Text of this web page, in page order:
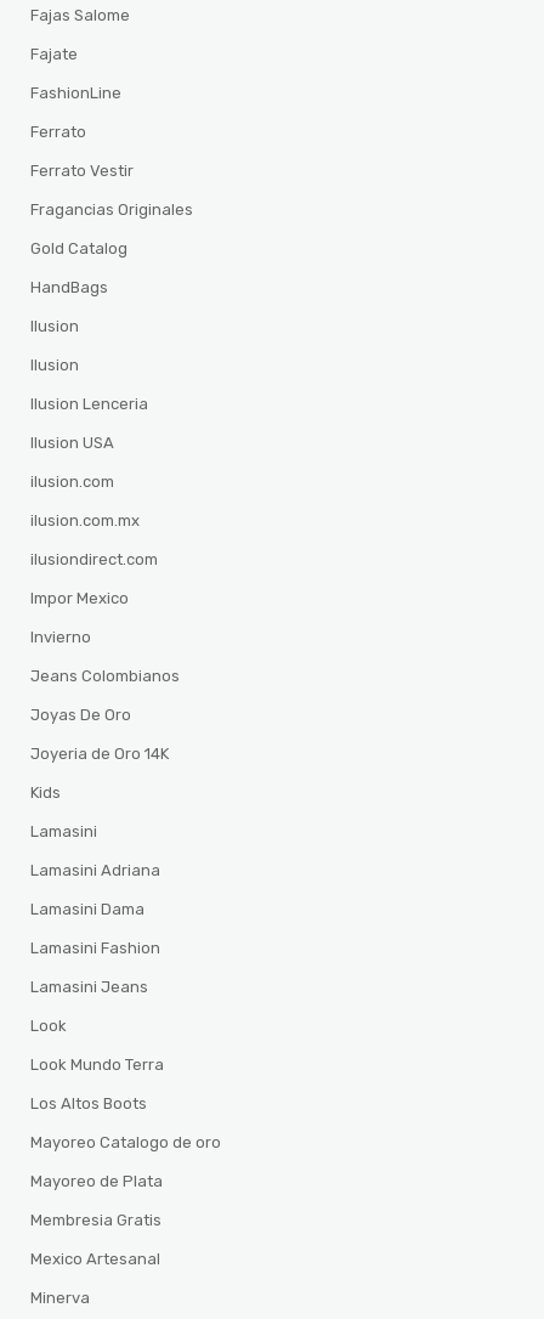
Fajas Salome
Fajate
FashionLine
Ferrato
Ferrato Vestir
Fragancias Originales
Gold Catalog
HandBags
Ilusion
Ilusion
Ilusion Lenceria
Ilusion USA
ilusion.com
ilusion.com.mx
ilusiondirect.com
Impor Mexico
Invierno
Jeans Colombianos
Joyas De Oro
Joyeria de Oro 14K
Kids
Lamasini
Lamasini Adriana
Lamasini Dama
Lamasini Fashion
Lamasini Jeans
Look
Look Mundo Terra
Los Altos Boots
Mayoreo Catalogo de oro
Mayoreo de Plata
Membresia Gratis
Mexico Artesanal
Minerva